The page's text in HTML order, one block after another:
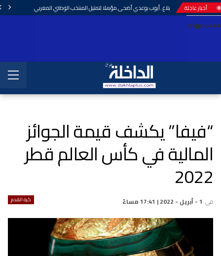
أخبار عاجلة بلاغ..أيوب بوعدي أضحى مؤهلا لتمثيل المنتخب الوطني المغربي
معجب بهذه:
“فيفا” يكشف قيمة الجوائز
المالية في كأس العالم قطر
2022
كرة القدم في 1 - أبريل - 2022 | 17:41 مساءً